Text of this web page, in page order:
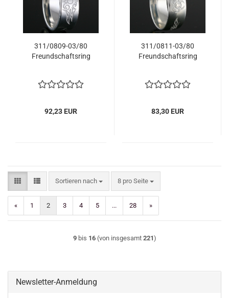
311/0809-03/80
Freundschaftsring
92,23 EUR
311/0811-03/80
Freundschaftsring
83,30 EUR
Sortieren nach
Sortieren nach 8 pro Seite
pro Seite
« 1 2 3 4 5 ... 28 »
9bis 16(von insgesamt 221)
Newsletter-Anmeldung